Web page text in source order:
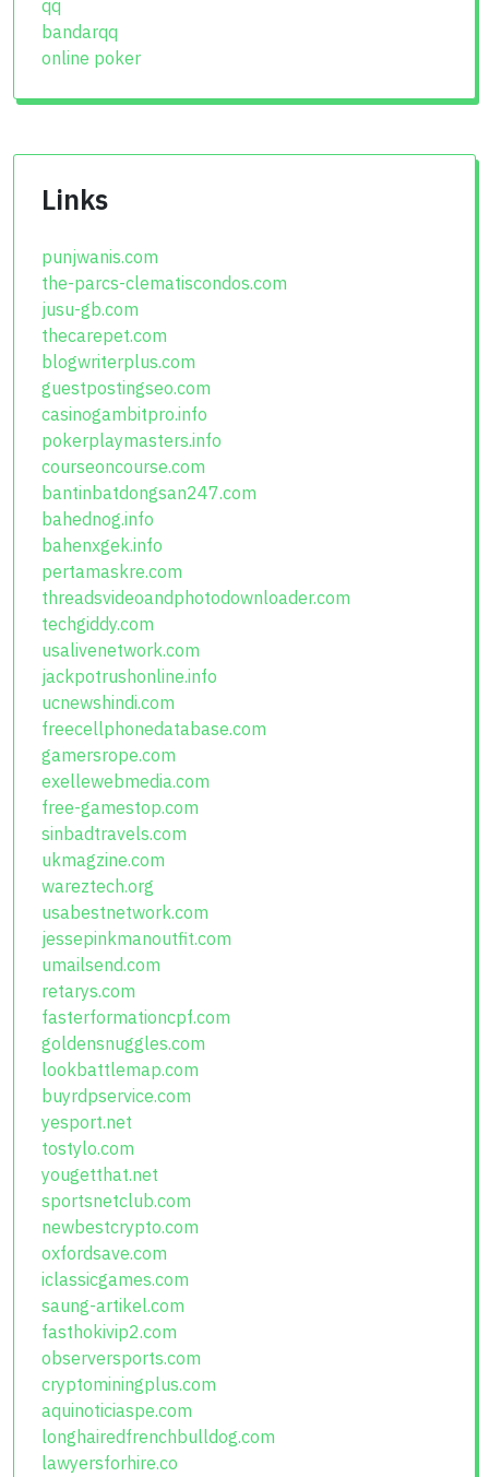
qq
bandarqq
online poker
Links
punjwanis.com
the-parcs-clematiscondos.com
jusu-gb.com
thecarepet.com
blogwriterplus.com
guestpostingseo.com
casinogambitpro.info
pokerplaymasters.info
courseoncourse.com
bantinbatdongsan247.com
bahednog.info
bahenxgek.info
pertamaskre.com
threadsvideoandphotodownloader.com
techgiddy.com
usalivenetwork.com
jackpotrushonline.info
ucnewshindi.com
freecellphonedatabase.com
gamersrope.com
exellewebmedia.com
free-gamestop.com
sinbadtravels.com
ukmagzine.com
wareztech.org
usabestnetwork.com
jessepinkmanoutfit.com
umailsend.com
retarys.com
fasterformationcpf.com
goldensnuggles.com
lookbattlemap.com
buyrdpservice.com
yesport.net
tostylo.com
yougetthat.net
sportsnetclub.com
newbestcrypto.com
oxfordsave.com
iclassicgames.com
saung-artikel.com
fasthokivip2.com
observersports.com
cryptominingplus.com
aquinoticiaspe.com
longhairedfrenchbulldog.com
lawyersforhire.co